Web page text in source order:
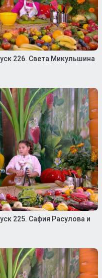
226. Света Микульшина
225. Сафия Расулова и